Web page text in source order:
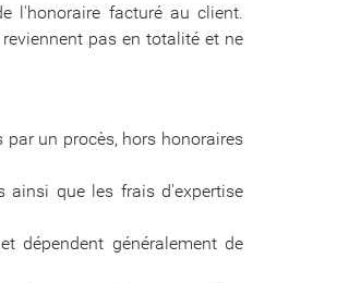
l'honoraire facturé au client.
pas en totalité et ne
par un procès, hors honoraires
ainsi que les frais d'expertise
dépendent généralement de